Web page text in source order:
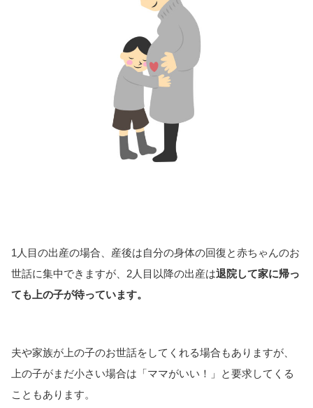
1人目の出産の場合、産後は自分の身体の回復と赤ちゃんのお
世話に集中できますが、2人目以降の出産は退院して家に帰っ
ても上の子が待っています。
夫や家族が上の子のお世話をしてくれる場合もありますが、
上の子がまだ小さい場合は「ママがいい！」と要求してくる
こともあります。